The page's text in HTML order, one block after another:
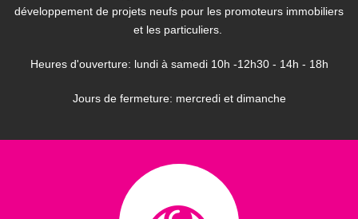
développement de projets neufs pour les promoteurs immobiliers
et les particuliers.
Heures d'ouverture: lundi à samedi 10h -12h30 - 14h - 18h
Jours de fermeture: mercredi et dimanche